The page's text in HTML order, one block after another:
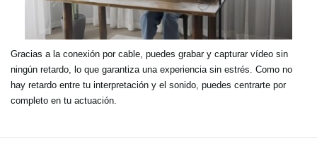
Gracias a la conexión por cable, puedes grabar y capturar vídeo sin
ningún retardo, lo que garantiza una experiencia sin estrés. Como no
hay retardo entre tu interpretación y el sonido, puedes centrarte por
completo en tu actuación.